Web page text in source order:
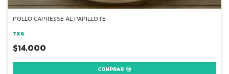
POLLO CAPRESSE AL PAPILLOTE
7X6
$14.000
COMPRAR